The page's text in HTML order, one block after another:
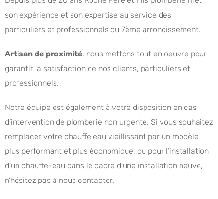
son expérience et son expertise au service des
particuliers et professionnels du 7ème arrondissement.
Artisan de proximité, nous mettons tout en oeuvre pour
garantir la satisfaction de nos clients, particuliers et
professionnels.
Notre équipe est également à votre disposition en cas
d’intervention de plomberie non urgente. Si vous souhaitez
remplacer votre chauffe eau vieillissant par un modèle
plus performant et plus économique, ou pour l’installation
d’un chauffe-eau dans le cadre d’une installation neuve,
n’hésitez pas à nous contacter.